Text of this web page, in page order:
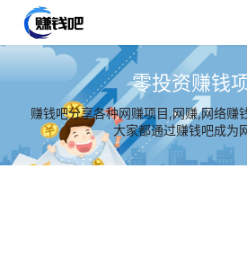
零投资赚钱
赚钱吧分享各种网赚项目,网赚,网络赚
大家都通过赚钱吧成为